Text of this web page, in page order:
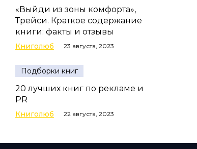
«Выйди из зоны комфорта»,
Трейси. Краткое содержание
книги: факты и отзывы
Книголюб 23 августа, 2023
Подборки книг
20 лучших книг по рекламе и
PR
Книголюб 22 августа, 2023